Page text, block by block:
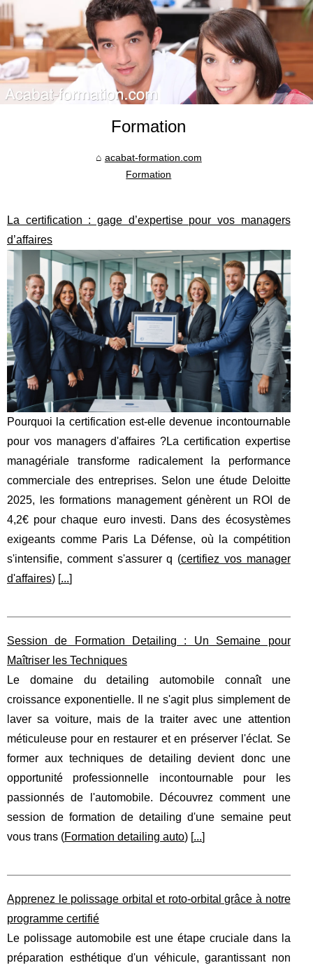
Formation
acabat-formation.com
Formation
La certification : gage d’expertise pour vos managers
d’affaires
Pourquoi la certification est-elle devenue incontournable
pour vos managers d'affaires ?La certification expertise
managériale transforme radicalement la performance
commerciale des entreprises. Selon une étude Deloitte
2025, les formations management génèrent un ROI de
4,2€ pour chaque euro investi. Dans des écosystèmes
exigeants comme Paris La Défense, où la compétition
s'intensifie, comment s'assurer q (certifiez vos manager
d'affaires) [...]
Session de Formation Detailing : Un Semaine pour
Maîtriser les Techniques
Le domaine du detailing automobile connaît une
croissance exponentielle. Il ne s'agit plus simplement de
laver sa voiture, mais de la traiter avec une attention
méticuleuse pour en restaurer et en préserver l'éclat. Se
former aux techniques de detailing devient donc une
opportunité professionnelle incontournable pour les
passionnés de l'automobile. Découvrez comment une
session de formation de detailing d'une semaine peut
vous trans (Formation detailing auto) [...]
Apprenez le polissage orbital et roto-orbital grâce à notre
programme certifié
Le polissage automobile est une étape cruciale dans la
préparation esthétique d'un véhicule, garantissant non